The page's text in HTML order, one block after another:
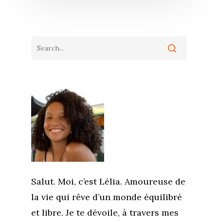
Salut. Moi, c’est Lélia. Amoureuse de
la vie qui rêve d’un monde équilibré
et libre. Je te dévoile, à travers mes